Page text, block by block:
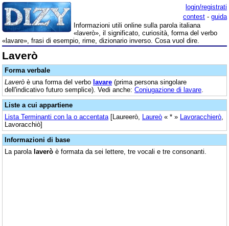
login/registrati
contest - guida
Informazioni utili online sulla parola italiana
«laverò», il significato, curiosità, forma del verbo
«lavare», frasi di esempio, rime, dizionario inverso. Cosa vuol dire.
Laverò
Forma verbale
Laverò è una forma del verbo lavare (prima persona singolare
dell'indicativo futuro semplice). Vedi anche: Coniugazione di lavare
Liste a cui appartiene
Lista Terminanti con la o accentata [Laureerò, Laureò « * » Lavoracchierò
Lavoracchiò]
Informazioni di base
La parola laverò è formata da sei lettere, tre vocali e tre consonanti.